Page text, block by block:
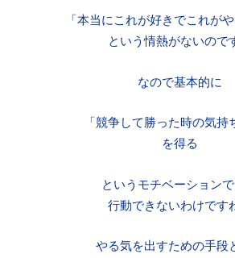
「本当にこれが好きでこれがや
という情熱がないので
なので基本的に
「競争して勝った時の気持
を得る
というモチベーション
行動できないわけです
やる気を出すための手段